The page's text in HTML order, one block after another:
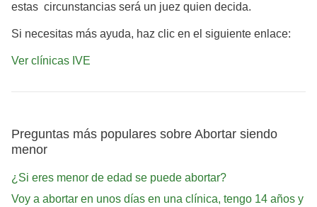
estas circunstancias será un juez quien decida.
Si necesitas más ayuda, haz clic en el siguiente enlace:
Ver clínicas IVE
Preguntas más populares sobre Abortar siendo
menor
¿Si eres menor de edad se puede abortar?
Voy a abortar en unos días en una clínica, tengo 14 años y